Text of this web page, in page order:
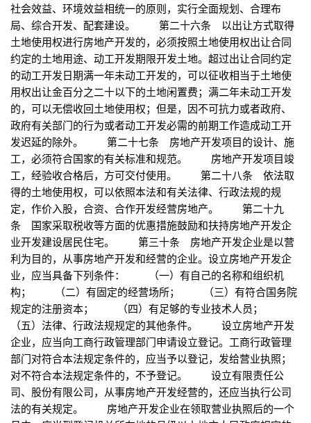
社会效益、环境效益相统一的原则，实行全面规划、合理布
局、综合开发、配套建设。 第二十六条 以出让方式取得
土地使用权进行房地产开发的，必须按照土地使用权出让合同
约定的土地用途、动工开发期限开发土地。超过出让合同约定
的动工开发日期满一年未动工开发的，可以征收相当于土地使
用权出让金百分之二十以下的土地闲置费；满二年未动工开发
的，可以无偿收回土地使用权；但是，因不可抗力或者政府、
政府有关部门的行为或者动工开发必需的前期工作造成动工开
发迟延的除外。 第二十七条 房地产开发项目的设计、施
工，必须符合国家的有关标准和规范。 房地产开发项目竣
工，经验收合格后，方可交付使用。 第二十八条 依法取
得的土地使用权，可以依照本法和有关法律、行政法规的规
定，作价入股，合资、合作开发经营房地产。 第二十九
条 国家采取税收等方面的优惠措施鼓励和扶持房地产开发企
业开发建设居民住宅。 第三十条 房地产开发企业是以营
利为目的，从事房地产开发和经营的企业。设立房地产开发企
业，应当具备下列条件： （一）有自己的名称和组织机
构； （二）有固定的经营场所； （三）有符合国务院
规定的注册资本； （四）有足够的专业技术人员；
（五）法律、行政法规规定的其他条件。 设立房地产开发
企业，应当向工商行政管理部门申请设立登记。工商行政管理
部门对符合本法规定条件的，应当予以登记，发给营业执照；
对不符合本法规定条件的，不予登记。 设立有限责任公
司、股份有限公司，从事房地产开发经营的，还应当执行公司
法的有关规定。 房地产开发企业在领取营业执照后的一个